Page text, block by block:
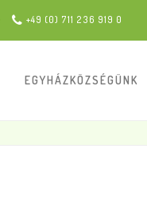
+49 (0) 711 236 919 0
EGYHÁZKÖZSÉGÜNK